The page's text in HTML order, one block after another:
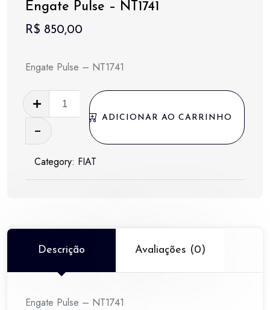
Engate Pulse – NT1741
R$ 850,00
Engate Pulse – NT1741
Engate
Pulse
quantidade
ADICIONAR AO CARRINHO
Category: FIAT
Descrição Avaliações (0)
Engate Pulse – NT1741